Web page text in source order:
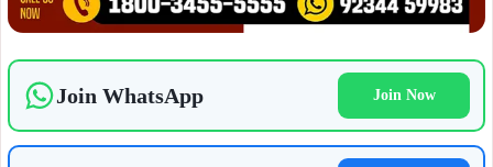
Join WhatsApp Join Now